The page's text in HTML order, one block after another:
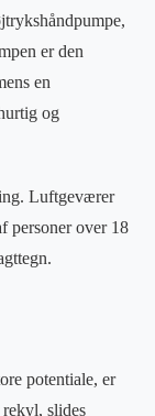
er den
en
og
Luftgeværer
personer over 18
potentiale, er
slides